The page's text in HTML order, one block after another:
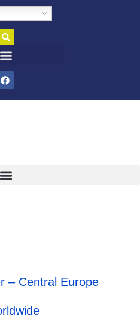
– Central Europe